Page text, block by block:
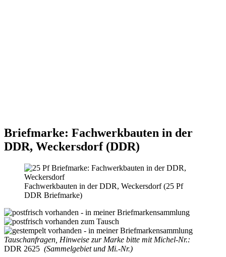
Briefmarke: Fachwerkbauten in der
DDR, Weckersdorf (DDR)
Fachwerkbauten in der DDR, Weckersdorf (25 Pf
DDR Briefmarke)
Tauschanfragen, Hinweise zur Marke bitte mit Michel-Nr.:
DDR 2625 (Sammelgebiet und Mi.-Nr.)